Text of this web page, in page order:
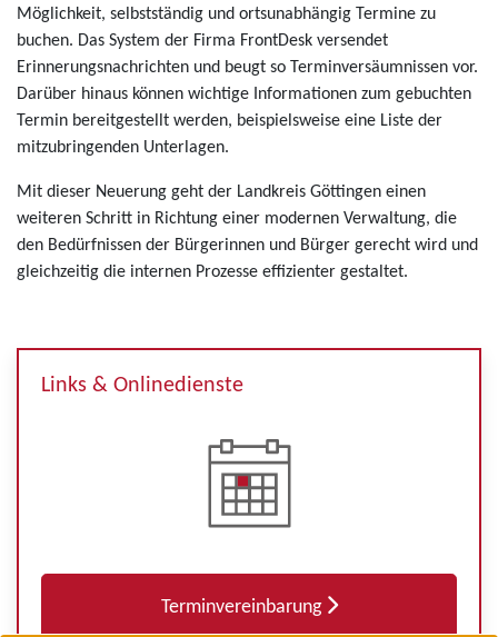
Möglichkeit, selbstständig und ortsunabhängig Termine zu
buchen. Das System der Firma FrontDesk versendet
Erinnerungsnachrichten und beugt so Terminversäumnissen vor.
Darüber hinaus können wichtige Informationen zum gebuchten
Termin bereitgestellt werden, beispielsweise eine Liste der
mitzubringenden Unterlagen.
Mit dieser Neuerung geht der Landkreis Göttingen einen
weiteren Schritt in Richtung einer modernen Verwaltung, die
den Bedürfnissen der Bürgerinnen und Bürger gerecht wird und
gleichzeitig die internen Prozesse effizienter gestaltet.
Links & Onlinedienste
Terminvereinbarung